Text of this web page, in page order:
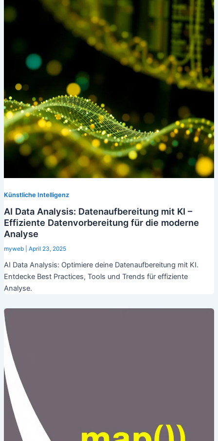
Künstliche Intelligenz
AI Data Analysis: Datenaufbereitung mit KI –
Effiziente Datenvorbereitung für die moderne
Analyse
myweb April 23, 2025
AI Data Analysis: Optimiere deine Datenaufbereitung mit KI.
Entdecke Best Practices, Tools und Trends für effiziente
Analyse.